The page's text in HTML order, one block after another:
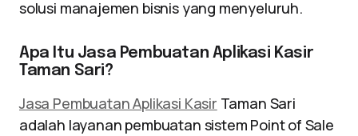
solusi manajemen bisnis yang menyeluruh.
Apa Itu Jasa Pembuatan Aplikasi Kasir
Taman Sari?
Jasa Pembuatan Aplikasi Kasir Taman Sari
adalah layanan pembuatan sistem Point of Sale